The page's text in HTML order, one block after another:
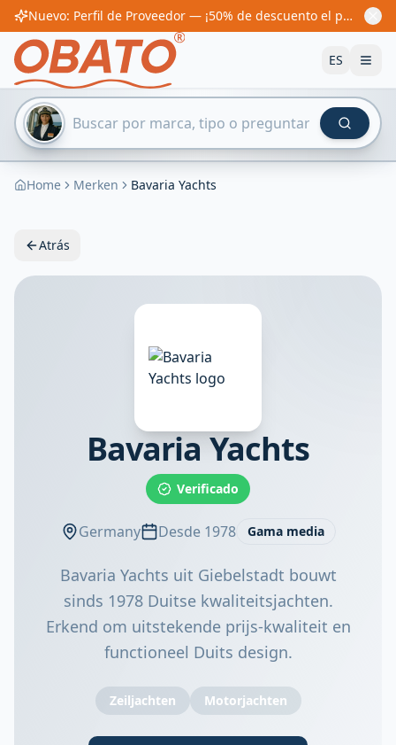
Nuevo: Perfil de Proveedor — ¡50% de descuento el primer año! Desde 60€/año
ES
Home Merken Bavaria Yachts
Atrás
Bavaria Yachts
Verificado
Germany Desde 1978 Gama media
Bavaria Yachts uit Giebelstadt bouwt
sinds 1978 Duitse kwaliteitsjachten.
Erkend om uitstekende prijs-kwaliteit en
functioneel Duits design.
Zeiljachten Motorjachten